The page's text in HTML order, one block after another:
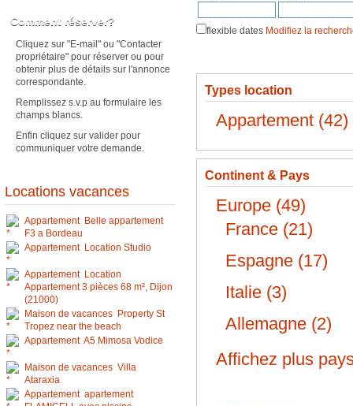
Comment réserver?
Cliquez sur "E-mail" ou "Contacter
propriétaire" pour réserver ou pour
obtenir plus de détails sur l'annonce
correspondante.
Remplissez s.v.p au formulaire les
champs blancs.
Enfin cliquez sur valider pour
communiquer votre demande.
Locations vacances
Appartement Belle appartement
F3 a Bordeau
Appartement Location Studio
Appartement Location
Appartement 3 pièces 68 m², Dijon
(21000)
Maison de vacances Property St
Tropez near the beach
Appartement A5 Mimosa Vodice
Maison de vacances Villa
Ataraxia
Appartement apartement
flexible dates Modifiez la
Types location
Appartement (42)
Continent & Pays
Europe (49)
France (21)
Espagne (17)
Italie (3)
Allemagne (2)
Affichez plus